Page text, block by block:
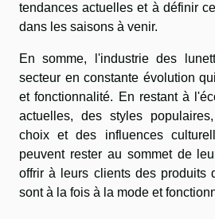
tendances actuelles et à définir
dans les saisons à venir.
En somme, l'industrie des
secteur en constante évolution
et fonctionnalité. En restant à
actuelles, des styles
choix et des influences
peuvent rester au sommet de
offrir à leurs clients des produits
sont à la fois à la mode et